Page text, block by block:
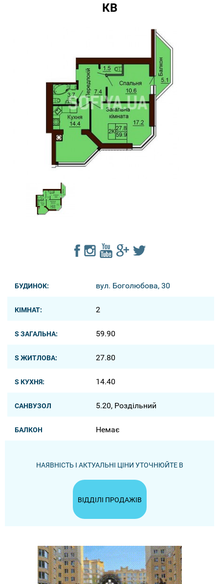
КВ
БУДИНОК: вул. Боголюбова, 30
КІМНАТ: 2
S ЗАГАЛЬНА: 59.90
S ЖИТЛОВА: 27.80
S КУХНЯ: 14.40
САНВУЗОЛ 5.20, Роздільний
БАЛКОН Немає
НАЯВНІСТЬ І АКТУАЛЬНІ ЦІНИ УТОЧНЮЙТЕ В
ВІДДІЛІ ПРОДАЖІВ